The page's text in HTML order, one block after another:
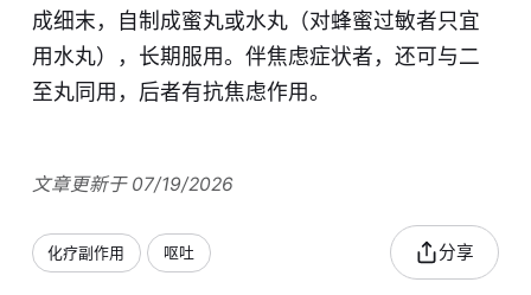
成细末，自制成蜜丸或水丸（对蜂蜜过敏者只宜
用水丸），长期服用。伴焦虑症状者，还可与二
至丸同用，后者有抗焦虑作用。
文章更新于 07/19/2026
化疗副作用 呕吐 分享